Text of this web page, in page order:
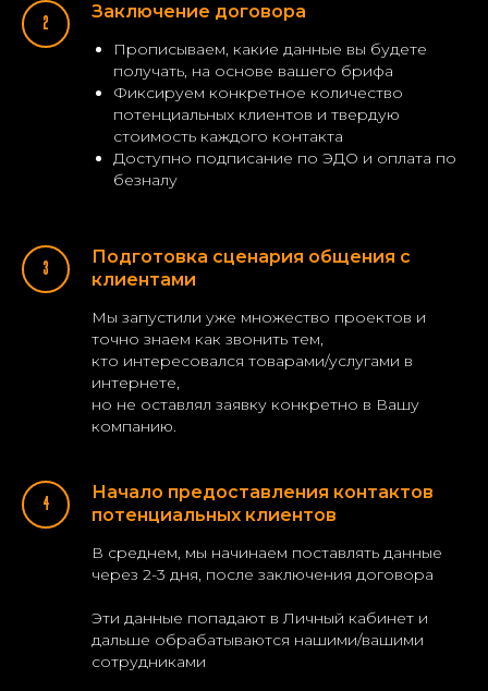
Заключение договора
Прописываем, какие данные вы будете
получать, на основе вашего брифа
Фиксируем конкретное количество
потенциальных клиентов и твердую
стоимость каждого контакта
Доступно подписание по ЭДО и оплата по
безналу
Подготовка сценария общения с
клиентами
Мы запустили уже множество проектов и
точно знаем как звонить тем,
кто интересовался товарами/услугами в
интернете,
но не оставлял заявку конкретно в Вашу
компанию.
Начало предоставления контактов
потенциальных клиентов
В среднем, мы начинаем поставлять данные
через 2-3 дня, после заключения договора
Эти данные попадают в Личный кабинет и
дальше обрабатываются нашими/вашими
сотрудниками